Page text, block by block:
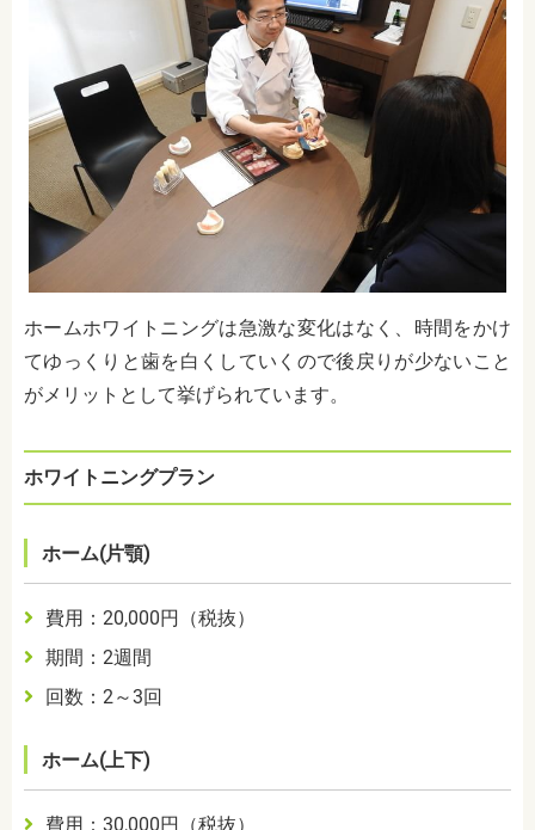
ホームホワイトニングは急激な変化はなく、時間をかけ
てゆっくりと歯を白くしていくので後戻りが少ないこと
がメリットとして挙げられています。
ホワイトニングプラン
ホーム(片顎)
費用： 20,000円（税抜）
期間： 2週間
回数：2～3回
ホーム(上下)
費用： 30,000円（税抜）